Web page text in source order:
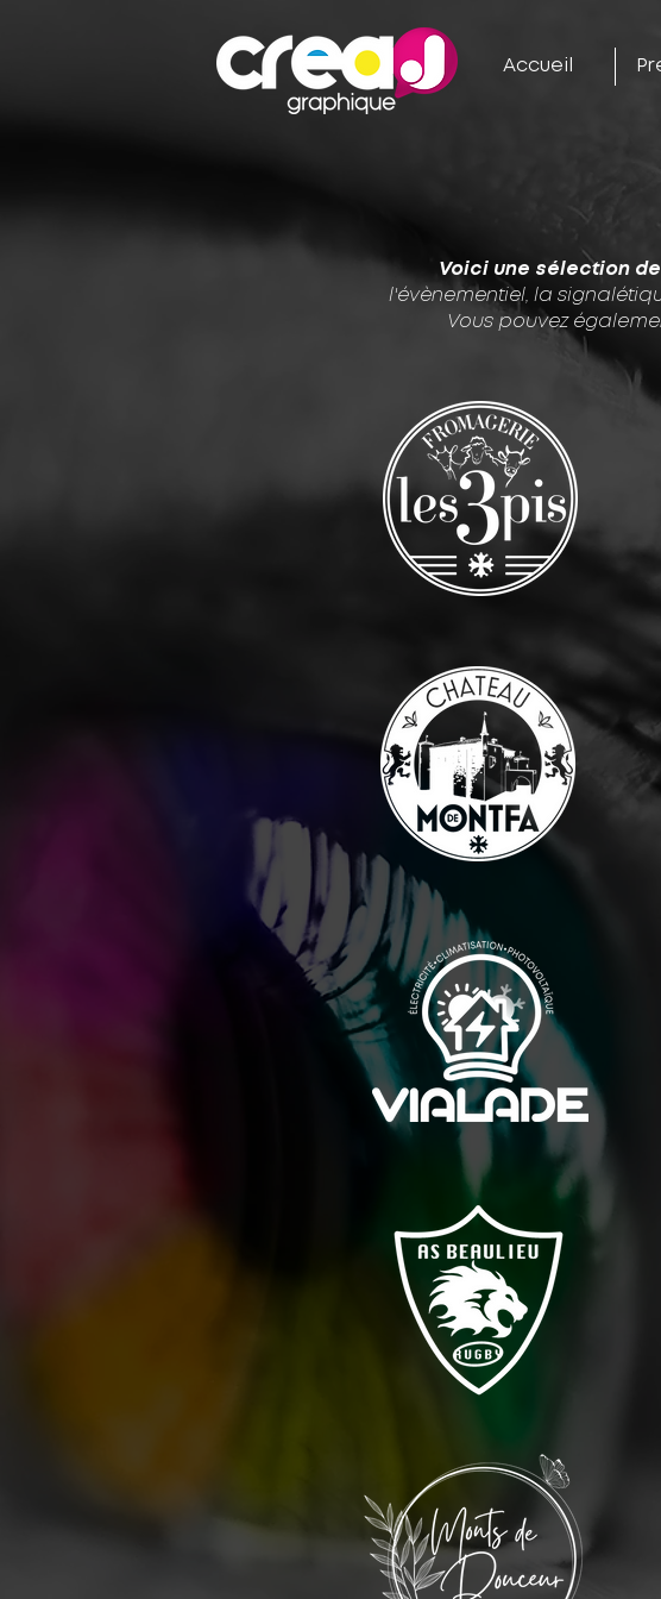
Accueil
Voici une sélection
l'évènementiel, la
Vous pouvez